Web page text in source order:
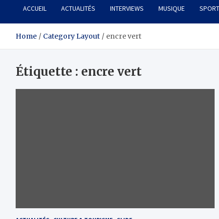
ACCUEIL ACTUALITÉS INTERVIEWS MUSIQUE SPORT
Home Category Layout encre vert
Étiquette : encre vert